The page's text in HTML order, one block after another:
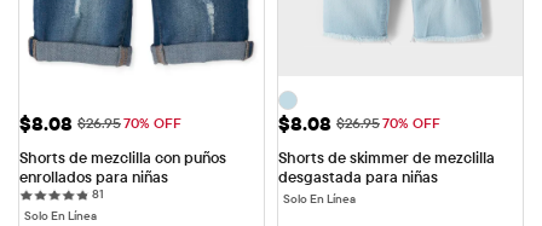
Precio de venta: $8.08
$8.08 Precio original: $26.95
$26.9570% OFF
Shorts de mezclilla con puños
enrollados para niñas
81
Solo En Línea
Precio de venta: $8.08
$8.08 Precio original: $26.95
$26.9570% OFF
Shorts de skimmer de mezclilla
desgastada para niñas
Solo En Línea